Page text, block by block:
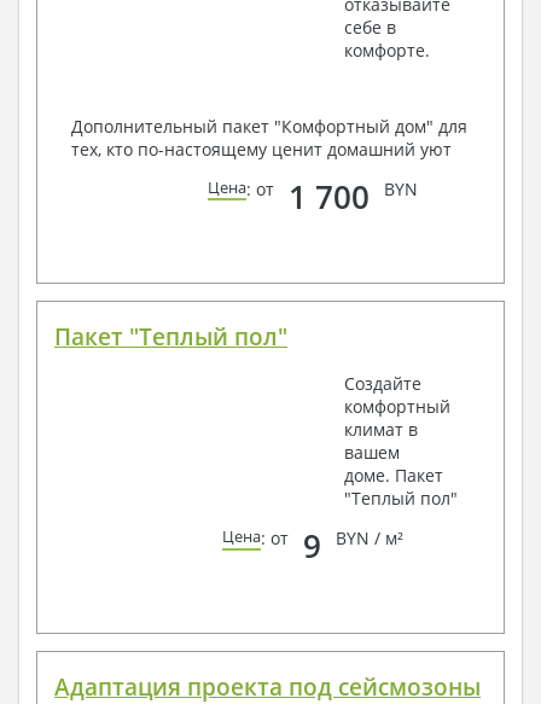
себе в
комфорте.
Дополнительный пакет "Комфортный дом" для
тех, кто по-настоящему ценит домашний уют
Цена: от 1 700 BYN
Пакет "Теплый пол"
Создайте
комфортный
климат в
вашем
доме. Пакет
"Теплый пол"
Цена: от 9 BYN / м²
Адаптация проекта под сейсмозоны